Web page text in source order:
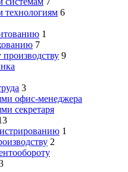
технологиям 6
1
7
9
3
офис-менеджера
секретаря
1
2